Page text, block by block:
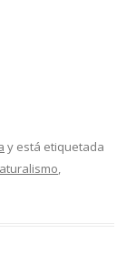
y está etiquetada
,